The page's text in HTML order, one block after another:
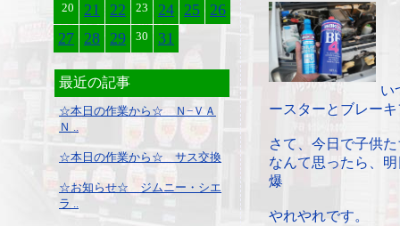
20 21 22 23 24 25 26
27 28 29 30 31
最近の記事
☆本日の作業から☆ Ｎ−ＶＡ
Ｎ ..
☆本日の作業から☆ サス交換
☆お知らせ☆ ジムニー・シエ
ラ ..
い
ースターとブレー
さて、今日で子供
なんて思ったら、
爆
やれやれです。